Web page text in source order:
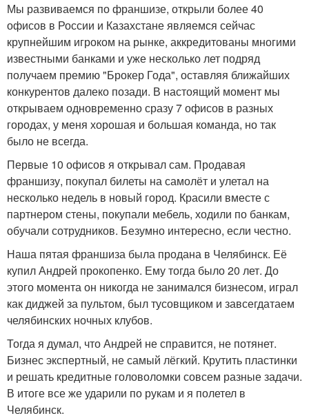
Мы развиваемся по франшизе, открыли более 40
офисов в России и Казахстане являемся сейчас
крупнейшим игроком на рынке, аккредитованы многими
известными банками и уже несколько лет подряд
получаем премию "Брокер Года", оставляя ближайших
конкурентов далеко позади. В настоящий момент мы
открываем одновременно сразу 7 офисов в разных
городах, у меня хорошая и большая команда, но так
было не всегда.
Первые 10 офисов я открывал сам. Продавая
франшизу, покупал билеты на самолёт и улетал на
несколько недель в новый город. Красили вместе с
партнером стены, покупали мебель, ходили по банкам,
обучали сотрудников. Безумно интересно, если честно.
Наша пятая франшиза была продана в Челябинск. Её
купил Андрей прокопенко. Ему тогда было 20 лет. До
этого момента он никогда не занимался бизнесом, играл
как диджей за пультом, был тусовщиком и завсегдатаем
челябинских ночных клубов.
Тогда я думал, что Андрей не справится, не потянет.
Бизнес экспертный, не самый лёгкий. Крутить пластинки
и решать кредитные головоломки совсем разные задачи.
В итоге все же ударили по рукам и я полетел в
Челябинск.